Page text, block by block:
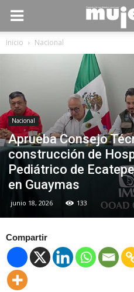
Inicio Nacional
Nacional
Aprueba Consejo
construcción de
Pediátrico de
en Guaymas
junio 18, 2026 133
Compartir